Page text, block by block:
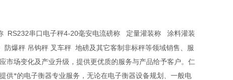
RS232串口电子秤4-20毫安电流磅称 定量灌装称
涂料灌装
防爆秤 吊钩秤 叉车秤 地磅及其它客制非标秤等领域销售、服
市场变化及产业升级，提供更优质的服务与产品给予客户。仁
供*的电子衡器专业服务，无论在电子衡器设备规划、一般电